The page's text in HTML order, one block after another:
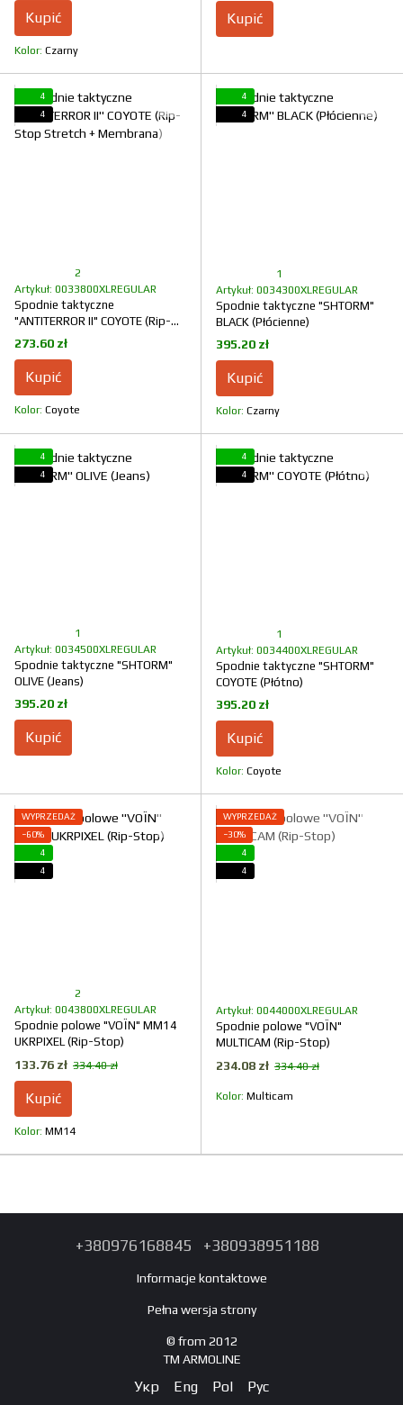
Kupić
Kolor Czarny
Kupić
4
4
2
Artykuł: 0033800XLREGULAR
Spodnie taktyczne
"ANTITERROR II" COYOTE (Rip-
Stop Stretch + Membrana)
273.60 zł
Kupić
Kolor Coyote
4
4
1
Artykuł: 0034300XLREGULAR
Spodnie taktyczne "SHTORM"
BLACK (Płócienne)
395.20 zł
Kupić
Kolor Czarny
4
4
1
Artykuł: 0034500XLREGULAR
Spodnie taktyczne "SHTORM"
OLIVE (Jeans)
395.20 zł
Kupić
4
4
1
Artykuł: 0034400XLREGULAR
Spodnie taktyczne "SHTORM"
COYOTE (Płótno)
395.20 zł
Kupić
Kolor Coyote
WYPRZEDAŻ
−60%
4
4
2
Artykuł: 0043800XLREGULAR
Spodnie polowe "VOЇN" MM14
UKRPIXEL (Rip-Stop)
133.76 zł 334.40 zł
Kupić
Kolor ММ14
WYPRZEDAŻ
−30%
4
4
Artykuł: 0044000XLREGULAR
Spodnie polowe "VOЇN"
MULTICAM (Rip-Stop)
234.08 zł 334.40 zł
Kolor Multicam
+380976168845 +380938951188
Informacje kontaktowe
Pełna wersja strony
© from 2012
TM ARMOLINE
Укр Eng Pol Рус